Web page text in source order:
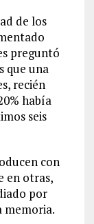
de los
preguntó
que una
recién
había
seis
con
en otras,
por
memoria.